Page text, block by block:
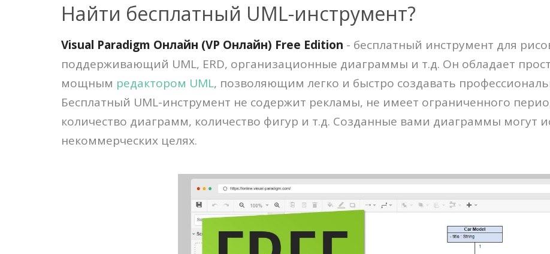
Найти бесплатный UML-инструмент?
Visual Paradigm Онлайн (VP Онлайн) Free Edition - бесплатный инструмент для
поддерживающий UML, ERD, организационные диаграммы и т.д. Он обладает
мощным редактором UML, позволяющим легко и быстро создавать
Бесплатный UML-инструмент не содержит рекламы, не имеет ограниченного
количество диаграмм, количество фигур и т.д. Созданные вами диаграммы могут
некоммерческих целях.